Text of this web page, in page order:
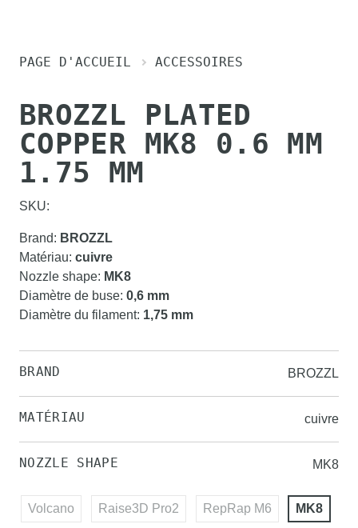
PAGE D'ACCUEIL ACCESSOIRES
BROZZL PLATED
COPPER MK8 0.6 MM
1.75 MM
SKU:
Brand: BROZZL
Matériau: cuivre
Nozzle shape: MK8
Diamètre de buse: 0,6 mm
Diamètre du filament: 1,75 mm
BRAND BROZZL
MATÉRIAU cuivre
NOZZLE SHAPE MK8
Volcano Raise3D Pro2 RepRap M6 MK8